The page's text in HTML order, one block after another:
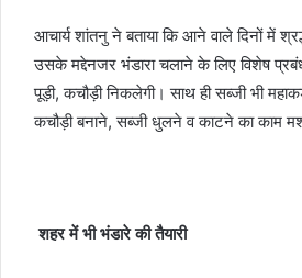
आचार्य शांतनु ने बताया कि आने वाले दिनों में
उसके मद्देनजर भंडारा चलाने के लिए विशेष
पूड़ी, कचौड़ी निकलेगी। साथ ही सब्जी भी
कचौड़ी बनाने, सब्जी धुलने व काटने का काम
शहर में भी भंडारे की तैयारी